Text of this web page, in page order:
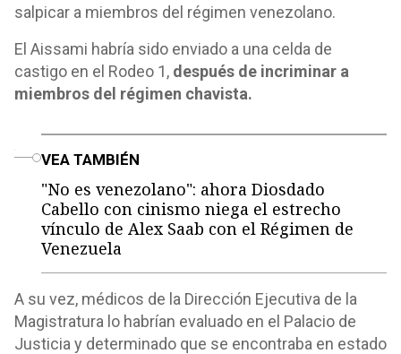
salpicar a miembros del régimen venezolano.
El Aissami habría sido enviado a una celda de
castigo en el Rodeo 1, después de incriminar a
miembros del régimen chavista.
VEA TAMBIÉN
"No es venezolano": ahora Diosdado
Cabello con cinismo niega el estrecho
vínculo de Alex Saab con el Régimen de
Venezuela
A su vez, médicos de la Dirección Ejecutiva de la
Magistratura lo habrían evaluado en el Palacio de
Justicia y determinado que se encontraba en estado